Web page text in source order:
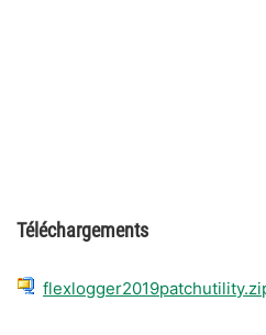
Téléchargements